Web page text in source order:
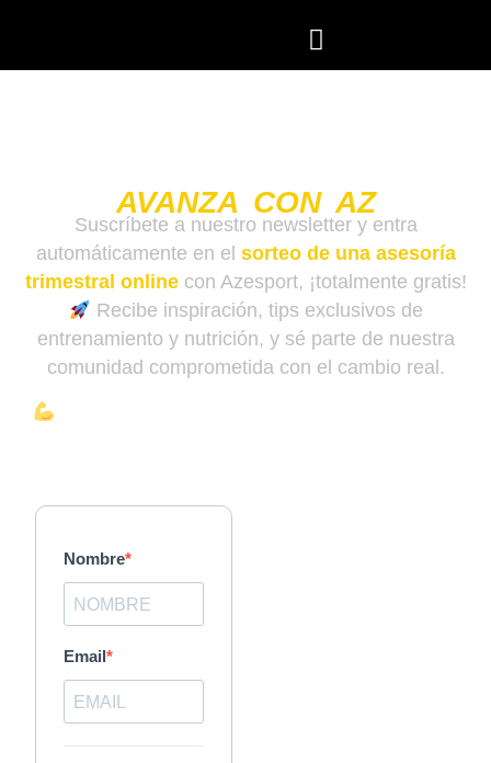
AVANZA CON AZ
Suscríbete a nuestro newsletter y entra
automáticamente en el sorteo de una asesoría
trimestral onlinecon Azesport, ¡totalmente gratis!
Recibe inspiración, tips exclusivos de
entrenamiento y nutrición, y sé parte de nuestra
comunidad comprometida con el cambio real.
Nombre
Email